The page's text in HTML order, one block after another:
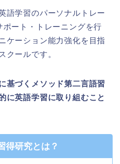
語学習のパーソナルトレー
ート・トレーニングを行
ケーション能力強化を目指
クールです。
基づくメソッド第二言語習
に英語学習に取り組むこと
得研究とは？